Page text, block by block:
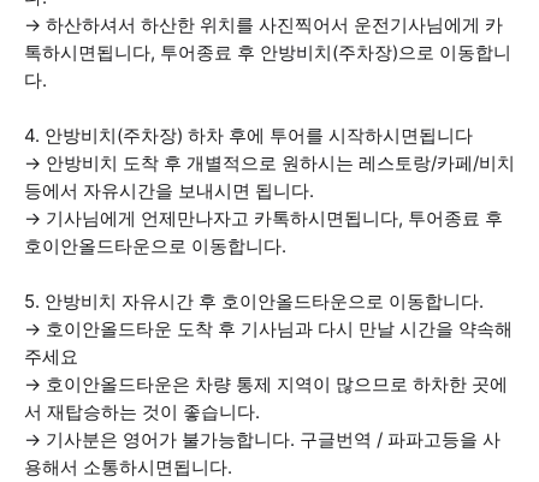
→ 하산하셔서 하산한 위치를 사진찍어서 운전기사님에게 카
톡하시면됩니다, 투어종료 후 안방비치(주차장)으로 이동합니
다.
4. 안방비치(주차장) 하차 후에 투어를 시작하시면됩니다
→ 안방비치 도착 후 개별적으로 원하시는 레스토랑/카페/비치
등에서 자유시간을 보내시면 됩니다.
→ 기사님에게 언제만나자고 카톡하시면됩니다, 투어종료 후
호이안올드타운으로 이동합니다.
5. 안방비치 자유시간 후 호이안올드타운으로 이동합니다.
→ 호이안올드타운 도착 후 기사님과 다시 만날 시간을 약속해
주세요
→ 호이안올드타운은 차량 통제 지역이 많으므로 하차한 곳에
서 재탑승하는 것이 좋습니다.
→ 기사분은 영어가 불가능합니다. 구글번역 / 파파고등을 사
용해서 소통하시면됩니다.